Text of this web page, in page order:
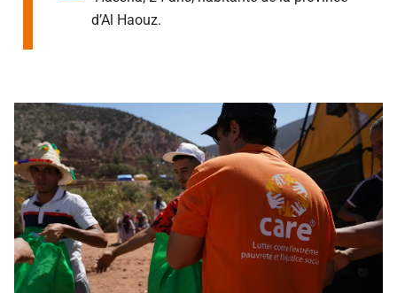
d’Al Haouz.